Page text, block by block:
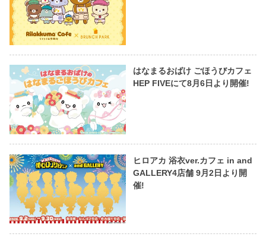
はなまるおばけ ごほうびカフェ
HEP FIVEにて8月6日より開催!
ヒロアカ 浴衣ver.カフェ in and
GALLERY4店舗 9月2日より開
催!